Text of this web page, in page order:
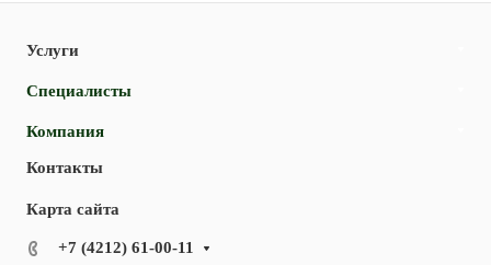
Услуги
Специалисты
Компания
Контакты
Карта сайта
+7 (4212) 61-00-11